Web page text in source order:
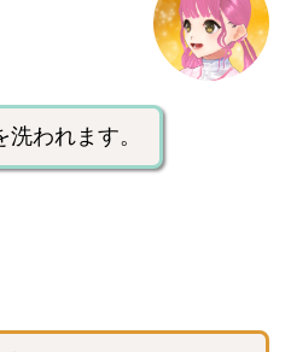
われます。